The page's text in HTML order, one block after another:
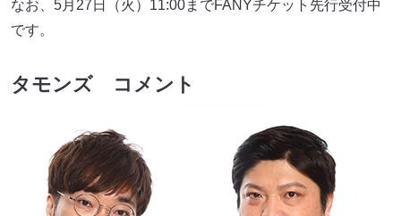
なお、5月27日（火）11:00までFANYチケット先行受付中
です。
タモンズ コメント